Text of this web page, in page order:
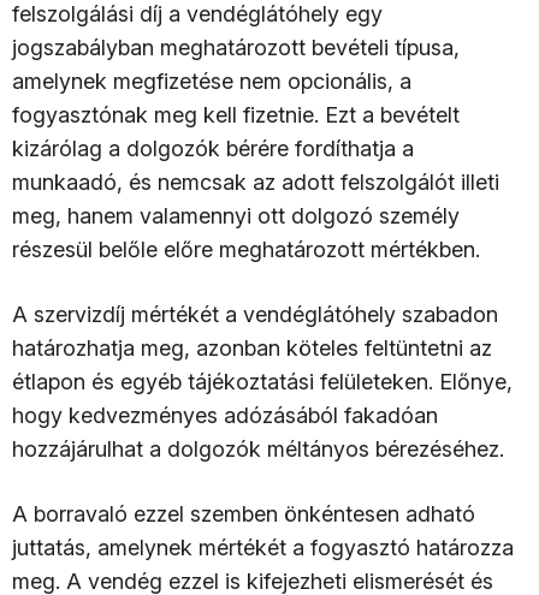
felszolgálási díj a vendéglátóhely egy
jogszabályban meghatározott bevételi típusa,
amelynek megfizetése nem opcionális, a
fogyasztónak meg kell fizetnie. Ezt a bevételt
kizárólag a dolgozók bérére fordíthatja a
munkaadó, és nemcsak az adott felszolgálót illeti
meg, hanem valamennyi ott dolgozó személy
részesül belőle előre meghatározott mértékben.
A szervizdíj mértékét a vendéglátóhely szabadon
határozhatja meg, azonban köteles feltüntetni az
étlapon és egyéb tájékoztatási felületeken. Előnye,
hogy kedvezményes adózásából fakadóan
hozzájárulhat a dolgozók méltányos bérezéséhez.
A borravaló ezzel szemben önkéntesen adható
juttatás, amelynek mértékét a fogyasztó határozza
meg. A vendég ezzel is kifejezheti elismerését és